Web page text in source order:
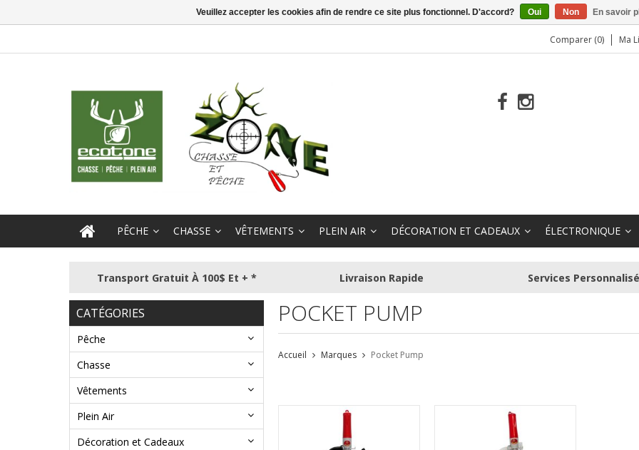
Comparer (0) Ma
PÊCHE CHASSE VÊTEMENTS PLEIN AIR DÉCORATION ET CADEAUX ÉLECTRONIQUE
Transport Gratuit À 100$ Et + * Livraison Rapide Services
CATÉGORIES
Pêche
Chasse
Vêtements
Plein Air
Décoration et Cadeaux
POCKET PUMP
Accueil Marques Pocket Pump
Veuillez accepter les cookies afin de rendre ce site plus fonctionnel. D'accord? Oui Non En savoir